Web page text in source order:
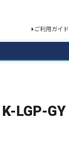
ご利用ガイド
LGP-GY